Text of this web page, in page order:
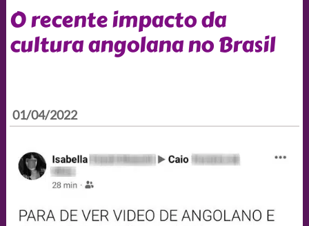
O recente impacto da
cultura angolana no Brasil
01/04/2022